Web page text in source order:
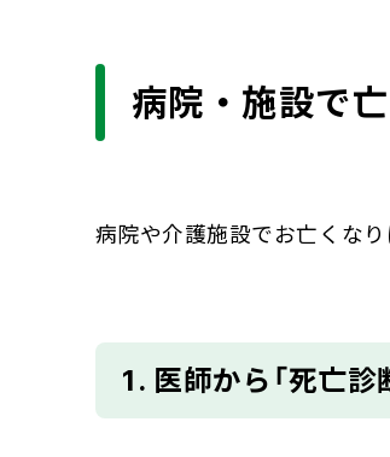
病院・施設で
病院や介護施設でお亡くな
1. 医師から「死亡診